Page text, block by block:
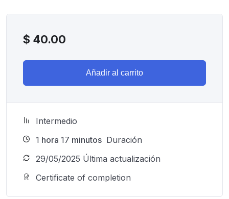
$ 40.00
Añadir al carrito
Intermedio
1 hora 17 minutos Duración
29/05/2025 Última actualización
Certificate of completion